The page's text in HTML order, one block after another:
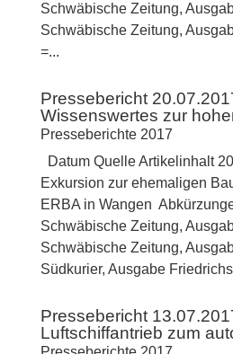
Schwäbische Zeitung,
Schwäbische Zeitung,
=...
Pressebericht
Wissenswertes zur
Presseberichte 2017
Datum Quelle Artikelinhalt
Exkursion zur ehemaligen
ERBA in Wangen
Schwäbische Zeitung,
Schwäbische Zeitung,
Südkurier, Ausgabe
Pressebericht
Luftschiffantrieb zum